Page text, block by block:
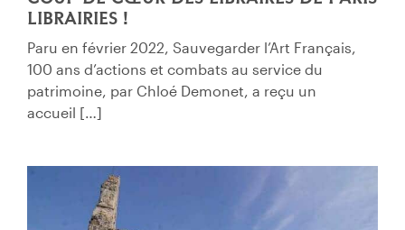
LIBRAIRIES !
Paru en février 2022, Sauvegarder l’Art Français,
100 ans d’actions et combats au service du
patrimoine, par Chloé Demonet, a reçu un
accueil […]